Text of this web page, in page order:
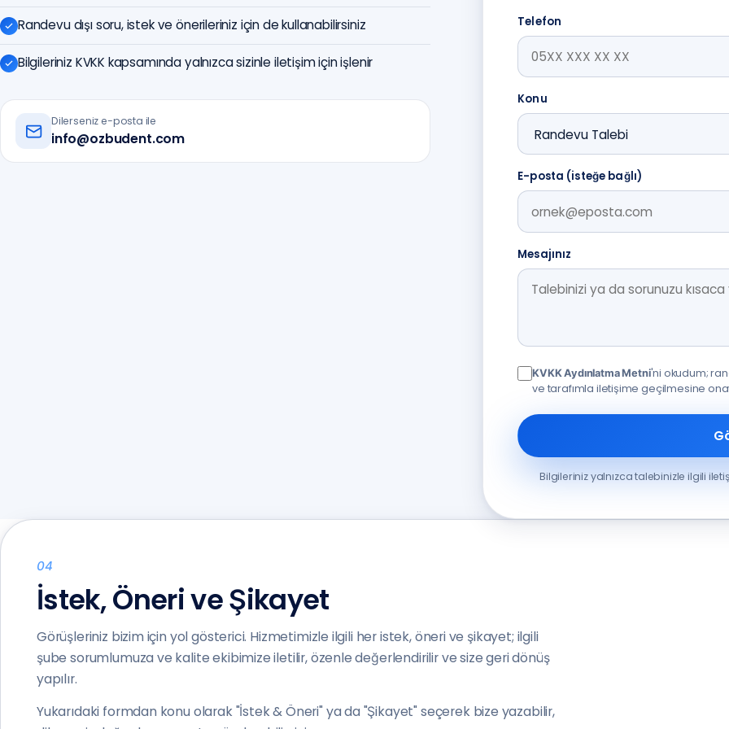
Randevu dışı soru, istek ve önerileriniz için de kullanabilirsiniz
Bilgileriniz KVKK kapsamında yalnızca sizinle iletişim için işlenir
Dilerseniz e-posta ile
info@ozbudent.com
Telefon
Konu
E-posta (isteğe bağlı)
Mesajınız
KVKK Aydınlatma Metni'ni okudum;
ve tarafımla iletişime geçilmesine
Bilgileriniz yalnızca talebinizle ilgili
04
İstek, Öneri ve Şikayet
Görüşleriniz bizim için yol gösterici. Hizmetimizle ilgili her istek, öneri ve şikayet; ilgili
şube sorumlumuza ve kalite ekibimize iletilir, özenle değerlendirilir ve size geri dönüş
yapılır.
Yukarıdaki formdan konu olarak "İstek & Öneri" ya da "Şikayet" seçerek bize yazabilir,